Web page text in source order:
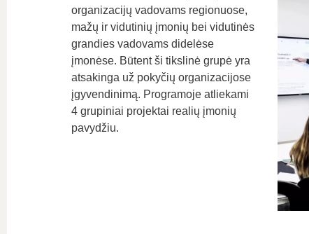
organizacijų vadovams regionuose,
mažų ir vidutinių įmonių bei vidutinės
grandies vadovams didelėse
įmonėse. Būtent ši tikslinė grupė yra
atsakinga už pokyčių organizacijose
įgyvendinimą. Programoje atliekami
4 grupiniai projektai realių įmonių
pavydžiu.